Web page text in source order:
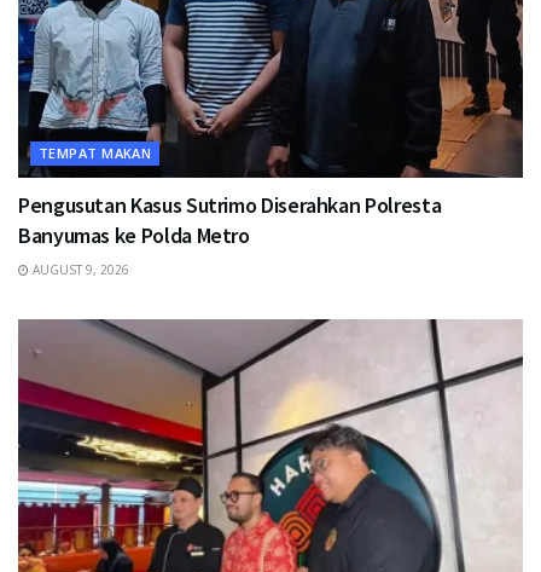
TEMPAT MAKAN
Pengusutan Kasus Sutrimo Diserahkan Polresta
Banyumas ke Polda Metro
AUGUST 9, 2026